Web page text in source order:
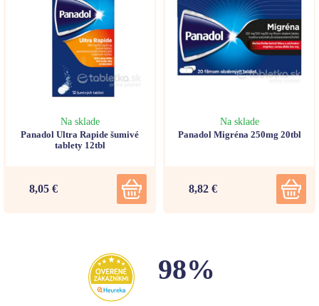
Na sklade
Panadol Ultra Rapide šumivé
tablety 12tbl
8,05 €
Na sklade
Panadol Migréna 250mg 20tbl
8,82 €
98%